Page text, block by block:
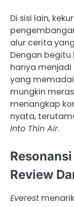
Di sisi lain,
alur cerita
Dengan
hanya
yang
mungkin
menangkap
nyata,
Into Thin Air.
Review
Everest